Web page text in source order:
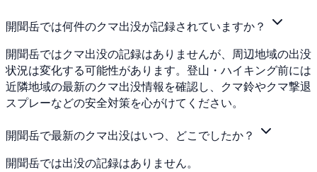
開聞岳では何件のクマ出没が記録されていますか？
開聞岳ではクマ出没の記録はありませんが、周辺地域の出没
状況は変化する可能性があります。登山・ハイキング前には
近隣地域の最新のクマ出没情報を確認し、クマ鈴やクマ撃退
スプレーなどの安全対策を心がけてください。
開聞岳で最新のクマ出没はいつ、どこでしたか？
開聞岳では出没の記録はありません。